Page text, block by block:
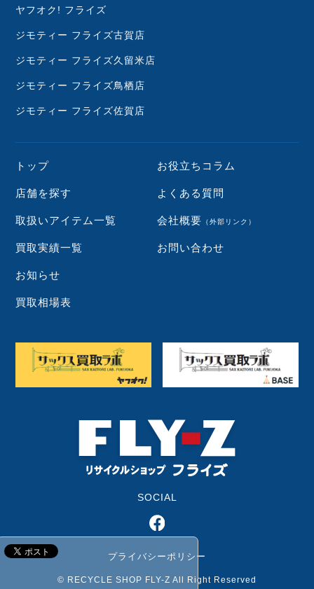
ヤフオク! フライズ
ジモティー フライズ古賀店
ジモティー フライズ久留米店
ジモティー フライズ鳥栖店
ジモティー フライズ佐賀店
トップ
店舗を探す
取扱いアイテム一覧
買取実績一覧
お知らせ
買取相場表
お役立ちコラム
よくある質問
会社概要 （外部リンク）
お問い合わせ
SOCIAL
プライバシーポリシー
© RECYCLE SHOP FLY-Z All Right Reserved